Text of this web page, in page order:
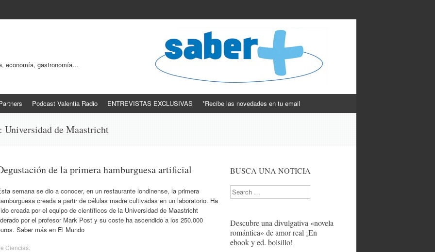
economía, gastronomía…
Podcast Valentia Radio ENTREVISTAS EXCLUSIVAS *Recibe las novedades en tu email
Universidad de Maastricht
de la primera hamburguesa artificial
semana se dio a conocer, en un restaurante londinense, la primera
creada a partir de células madre cultivadas en un laboratorio. Ha
creada por el equipo de científicos de la Universidad de Maastricht
por el profesor Mark Post y su coste ha ascendido a los 250.000
Saber más en El Mundo
Ciencias
BUSCA UNA NOTICIA
Search
Descubre una divulgativa «novela
romántica» de amor real ¡En
ebook y ed. bolsillo!